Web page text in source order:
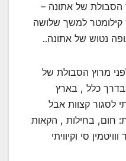
הסבולת של אתונה –
ריצה מעגלית על מסלול בין 1 קילומטר למשך שלושה
מרוץ הסבולת של
כלל , בארץ
לסגור קצוות אבל
חום, בחילות , הקאות
סי וקיוויתי